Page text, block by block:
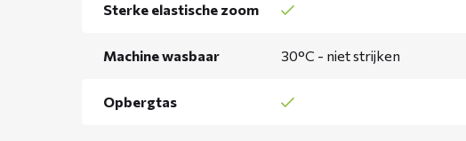
Sterke elastische zoom
Machine wasbaar 30°C - niet strijken
Opbergtas